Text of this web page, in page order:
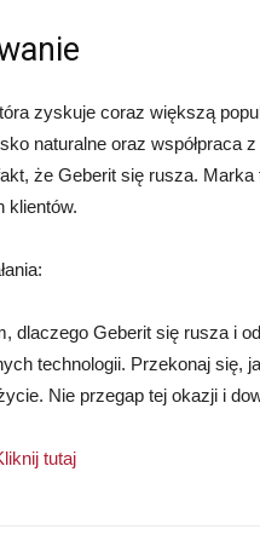
zyskuje coraz większą
naturalne oraz
że Geberit się rusza.
klientów.
dlaczego Geberit się rusza i
technologii. Przekonaj się,
Nie przegap tej okazji i
tutaj